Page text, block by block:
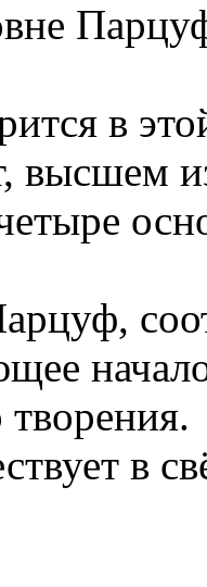
в
высшем
творения.
в